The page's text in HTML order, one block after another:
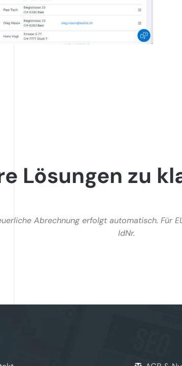
Lösungen zu
Abrechnung erfolgt automatisch.
IdNr.